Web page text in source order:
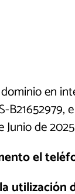
en
Junio de 2025
el
utilización